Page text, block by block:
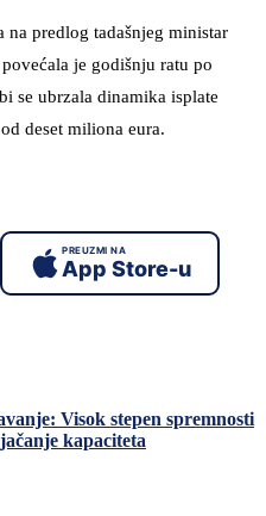
predlog tadašnjeg ministar
je godišnju ratu po
se ubrzala dinamika isplate
deset miliona eura.
PREUZMI NA
App Store-u
Visok stepen spremnosti
kapaciteta